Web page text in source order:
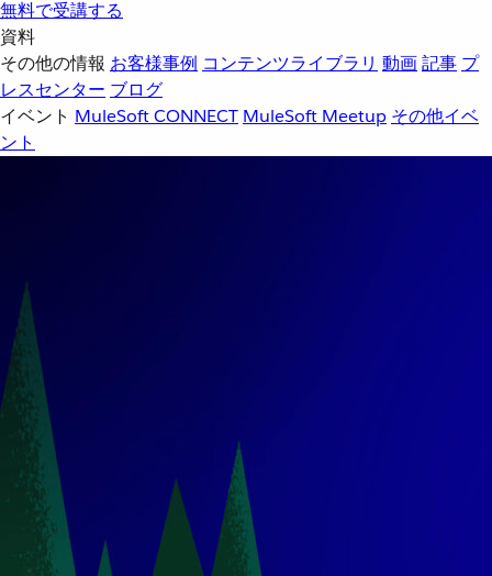
無料で受講する
資料
その他の情報 お客様事例 コンテンツライブラリ 動画記事 プ
レスセンター ブログ
イベント MuleSoft CONNECT MuleSoft Meetup その他イベ
ント